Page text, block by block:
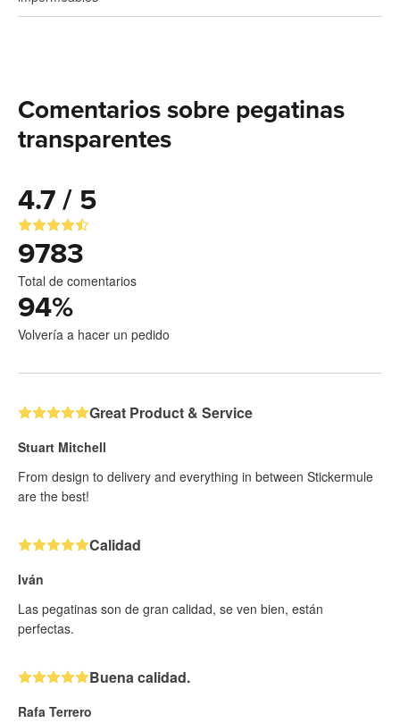
Comentarios sobre pegatinas
transparentes
4.7 / 5
9783
Total de comentarios
94%
Volvería a hacer un pedido
Great Product & Service
Stuart Mitchell
From design to delivery and everything in between Stickermule
are the best!
Calidad
Iván
Las pegatinas son de gran calidad, se ven bien, están
perfectas.
Buena calidad.
Rafa Terrero